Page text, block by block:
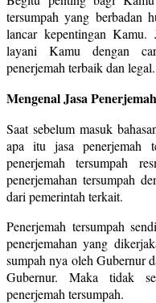
tersumpah yang berbadan
lancar kepentingan
layani Kamu dengan
penerjemah terbaik dan legal.
Mengenal Jasa
Saat sebelum masuk
apa itu jasa penerjemah
penerjemah tersumpah
penerjemahan tersumpah
dari pemerintah terkait.
Penerjemah tersumpah
penerjemahan yang
sumpah nya oleh Gubernur
Gubernur. Maka tidak
penerjemah tersumpah.